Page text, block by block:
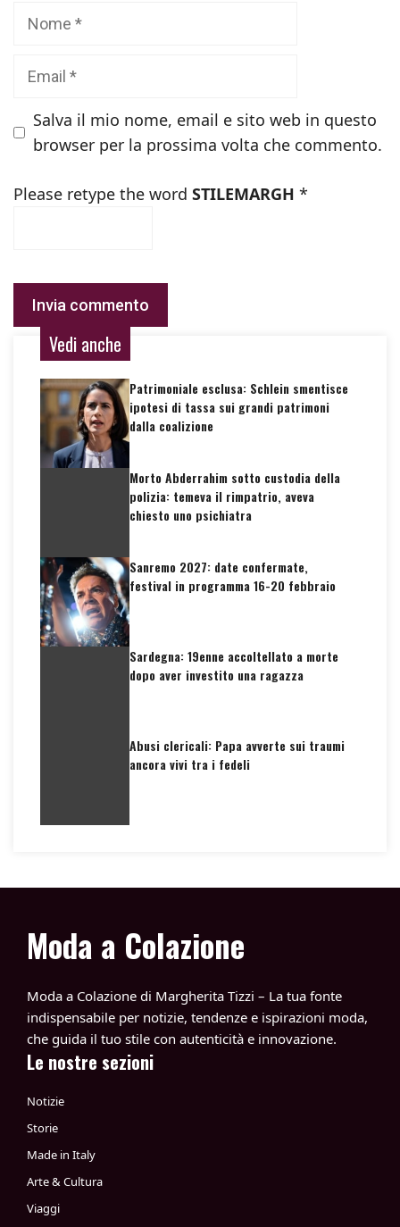
Salva il mio nome, email e sito web in questo
browser per la prossima volta che commento.
Please retype the word STILEMARGH *
Vedi anche
Patrimoniale esclusa: Schlein smentisce
ipotesi di tassa sui grandi patrimoni
dalla coalizione
Morto Abderrahim sotto custodia della
polizia: temeva il rimpatrio, aveva
chiesto uno psichiatra
Sanremo 2027: date confermate,
festival in programma 16-20 febbraio
Sardegna: 19enne accoltellato a morte
dopo aver investito una ragazza
Abusi clericali: Papa avverte sui traumi
ancora vivi tra i fedeli
Moda a Colazione
Moda a Colazione di Margherita Tizzi – La tua fonte
indispensabile per notizie, tendenze e ispirazioni moda,
che guida il tuo stile con autenticità e innovazione.
Le nostre sezioni
Notizie
Storie
Made in Italy
Arte & Cultura
Viaggi